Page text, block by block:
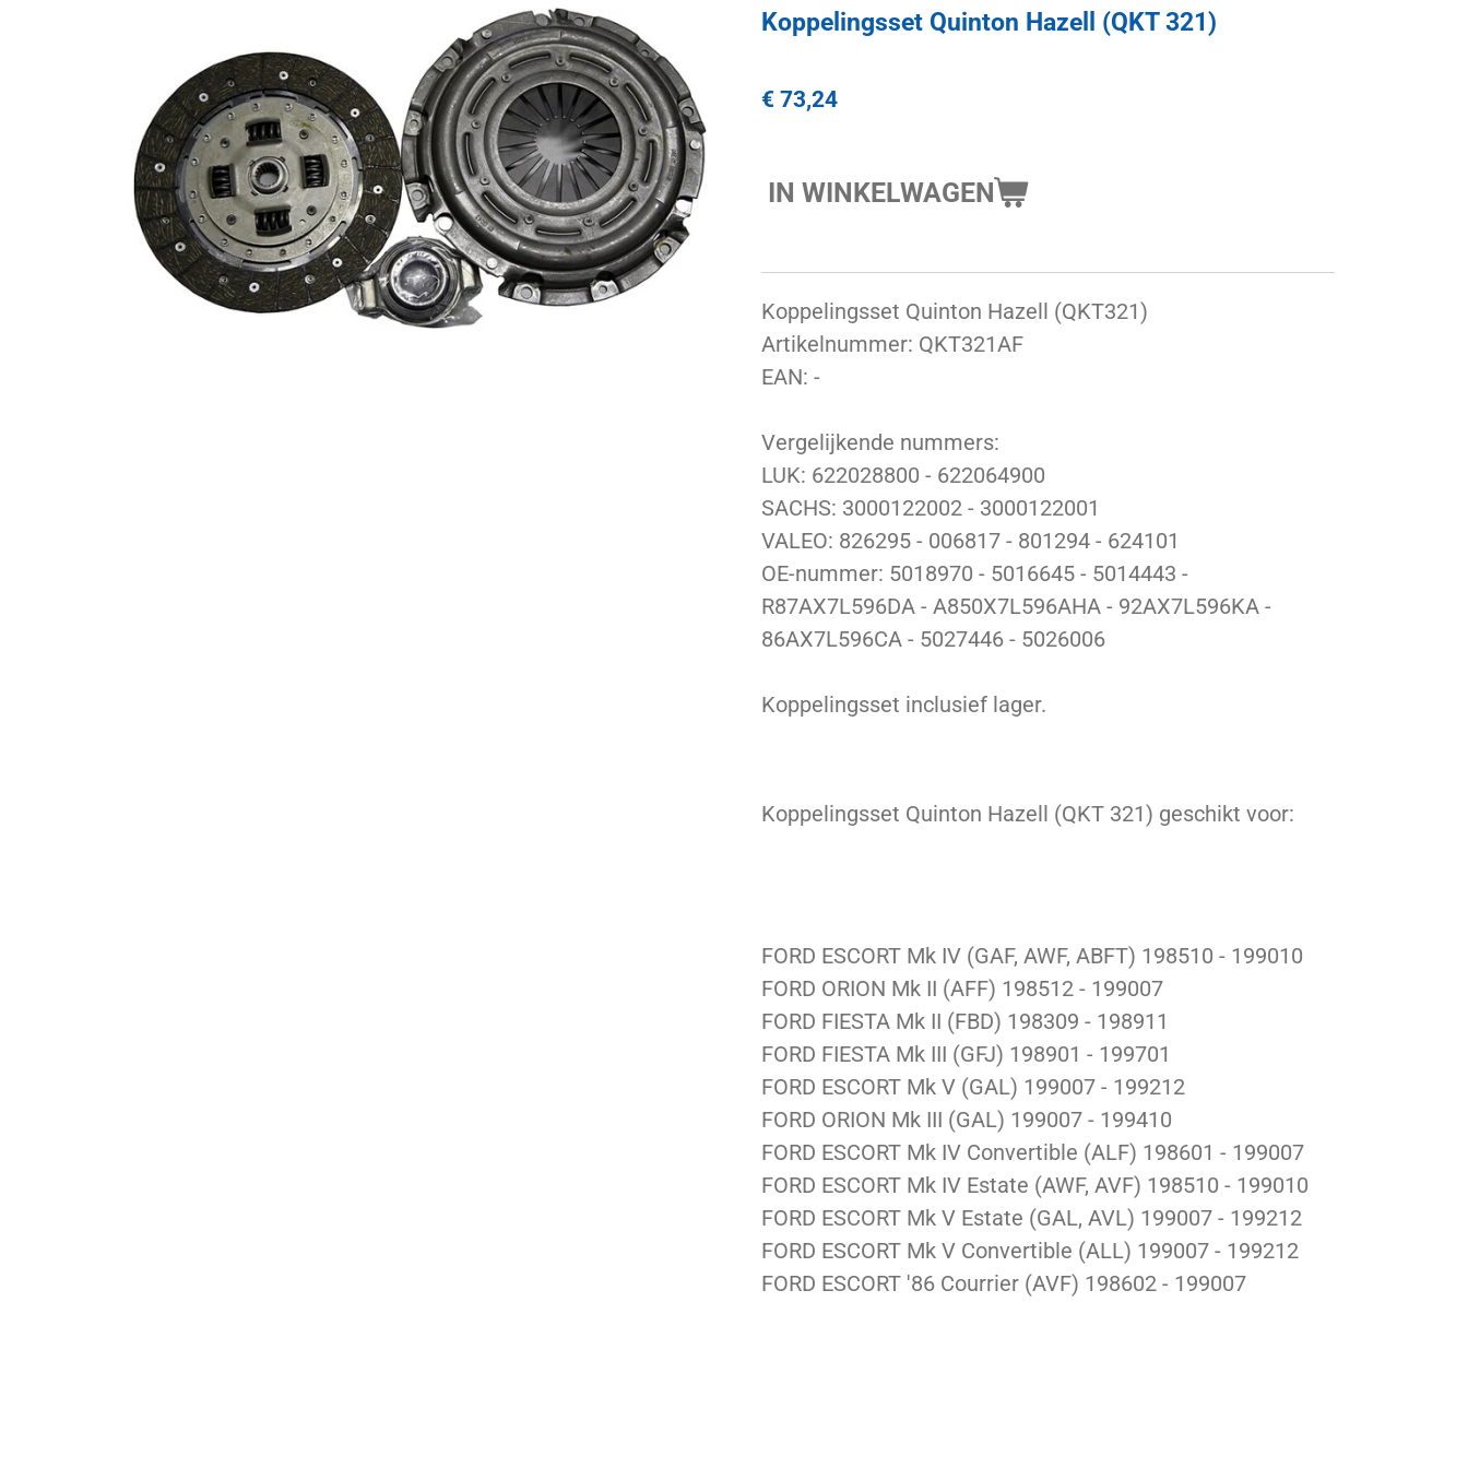
Koppelingsset Quinton Hazell (QKT 321)
€ 73,24
IN WINKELWAGEN
Koppelingsset Quinton Hazell (QKT321)
Artikelnummer: QKT321AF
EAN: -
Vergelijkende nummers:
LUK: 622028800 - 622064900
SACHS: 3000122002 - 3000122001
VALEO: 826295 - 006817 - 801294 - 624101
OE-nummer: 5018970 - 5016645 - 5014443 -
R87AX7L596DA - A850X7L596AHA - 92AX7L596KA -
86AX7L596CA - 5027446 - 5026006
Koppelingsset inclusief lager.
Koppelingsset Quinton Hazell (QKT 321) geschikt voor:
FORD ESCORT Mk IV (GAF, AWF, ABFT) 198510 - 199010
FORD ORION Mk II (AFF) 198512 - 199007
FORD FIESTA Mk II (FBD) 198309 - 198911
FORD FIESTA Mk III (GFJ) 198901 - 199701
FORD ESCORT Mk V (GAL) 199007 - 199212
FORD ORION Mk III (GAL) 199007 - 199410
FORD ESCORT Mk IV Convertible (ALF) 198601 - 199007
FORD ESCORT Mk IV Estate (AWF, AVF) 198510 - 199010
FORD ESCORT Mk V Estate (GAL, AVL) 199007 - 199212
FORD ESCORT Mk V Convertible (ALL) 199007 - 199212
FORD ESCORT '86 Courrier (AVF) 198602 - 199007